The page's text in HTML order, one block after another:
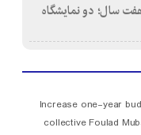
سال؛ دو نمایشگاه
Increase one-year
collective Foulad